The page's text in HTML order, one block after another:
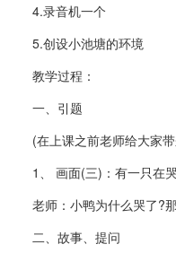
4.录音机一个
5.创设小池塘的环境
教学过程：
一、引题
(在上课之前老师给大家带
1、 画面(三)：有一只在哭
老师：小鸭为什么哭了?那
二、故事、提问